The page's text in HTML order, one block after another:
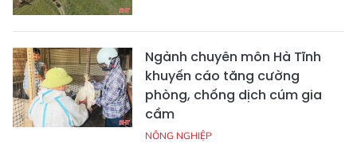
Ngành chuyên môn Hà Tĩnh
khuyến cáo tăng cường
phòng, chống dịch cúm gia
cầm
NÔNG NGHIỆP